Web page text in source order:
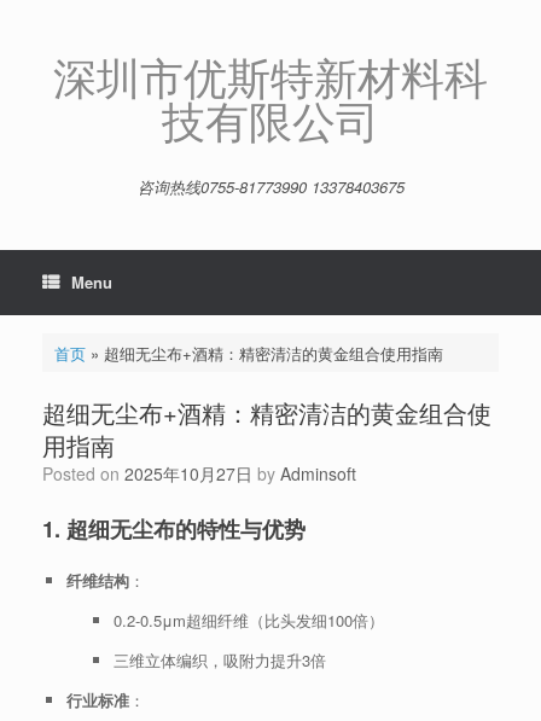
深圳市优斯特新材料科
技有限公司
咨询热线0755-81773990 13378403675
Menu
首页» 超细无尘布+酒精：精密清洁的黄金组合使用指南
超细无尘布+酒精：精密清洁的黄金组合使
用指南
Posted on 2025年10月27日 by Adminsoft
1. 超细无尘布的特性与优势
纤维结构：
0.2-0.5μm超细纤维（比头发细100倍）
三维立体编织，吸附力提升3倍
行业标准：